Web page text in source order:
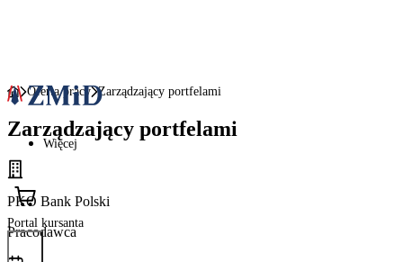
Więcej
Portal kursanta
Oferta pracy Zarządzający portfelami
Zarządzający portfelami
PKO Bank Polski
Pracodawca